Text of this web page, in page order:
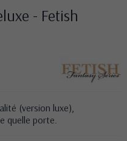
- Fetish
(version luxe),
quelle porte.